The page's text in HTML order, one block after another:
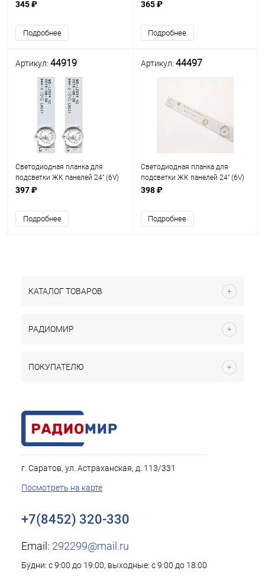
(7линз) LED236D7-01(B) (457
345 ₽
Подробнее
(4+4линзы) JL.D24041330-
440 мм 4+4линзы)
365 ₽
Подробнее
Артикул: 44919
Светодиодная планка для
подсветки ЖК панелей 24" (6V)
(4+4линзы) MS-L2694 V2
4+4линзы)
397 ₽
Подробнее
Артикул: 44497
Светодиодная планка для
подсветки ЖК панелей 24" (6V)
(4линзы) MS-L1936 V1 (416 мм,
398 ₽
Подробнее
КАТАЛОГ ТОВАРОВ
РАДИОМИР
ПОКУПАТЕЛЮ
г. Саратов, ул. Астраханская, д. 113/331
Посмотреть на карте
+7(8452) 320-330
Email: 292299@mail.ru
Будни: с 9:00 до 19:00, выходные: с 9:00 до 18:00